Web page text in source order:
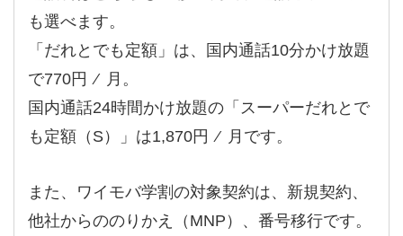
も選べます。
「だれとでも定額」は、国内通話10分かけ放題
で770円 ⁄ 月。
国内通話24時間かけ放題の「スーパーだれとで
も定額（S）」は1,870円 ⁄ 月です。
また、ワイモバ学割の対象契約は、新規契約、
他社からののりかえ（MNP）、番号移行です。